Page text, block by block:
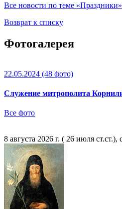
Все новости по теме «Праздники»
Возврат к списку
Фотогалерея
22.05.2024 (48 фото)
Служение митрополита
Все фото
8 августа 2026 г. ( 26 июля ст.ст.),